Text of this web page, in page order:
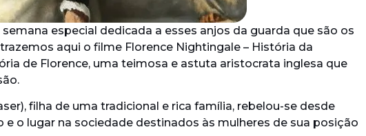
especial dedicada a esses anjos da guarda que são os
aqui o filme Florence Nightingale – História da
de Florence, uma teimosa e astuta aristocrata inglesa que
filha de uma tradicional e rica família, rebelou-se desde
o lugar na sociedade destinados às mulheres de sua posição